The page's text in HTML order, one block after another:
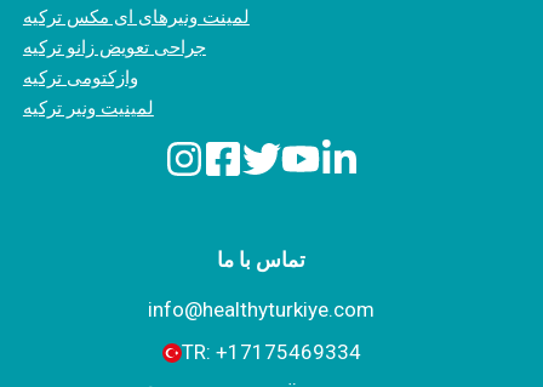
لمینت ونیرهای ای مکس ترکیه
جراحی تعویض زانو ترکیه
وازکتومی ترکیه
لمینیت ونیر ترکیه
تماس با ما
info@healthyturkiye.com
TR: +‪17175469334‬